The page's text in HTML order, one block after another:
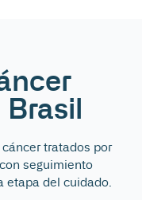
Brasil
tratados por
seguimiento
etapa del cuidado.